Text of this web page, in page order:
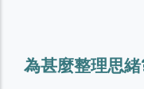
為甚麼整理思